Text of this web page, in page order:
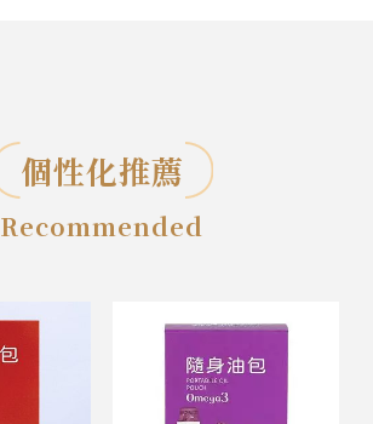
個性化推薦
Recommended